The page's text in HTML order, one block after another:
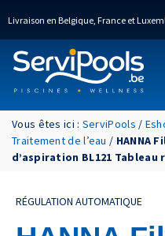
Livraison en Belgique, France et
Vous êtes ici : ServiPools /
Traitement de l’eau / HANNA
d’aspiration BL121
RÉGULATION AUTOMATIQUE